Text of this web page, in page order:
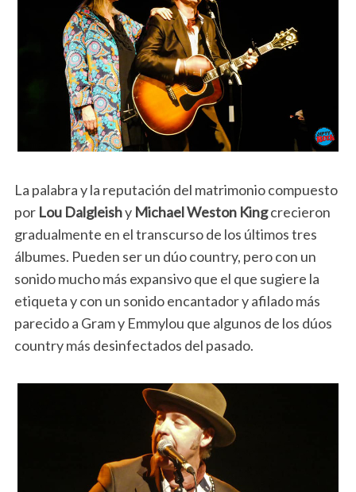
La palabra y la reputación del matrimonio compuesto
por Lou Dalgleishy Michael Weston Kingcrecieron
gradualmente en el transcurso de los últimos tres
álbumes. Pueden ser un dúo country, pero con un
sonido mucho más expansivo que el que sugiere la
etiqueta y con un sonido encantador y afilado más
parecido a Gram y Emmylou que algunos de los dúos
country más desinfectados del pasado.